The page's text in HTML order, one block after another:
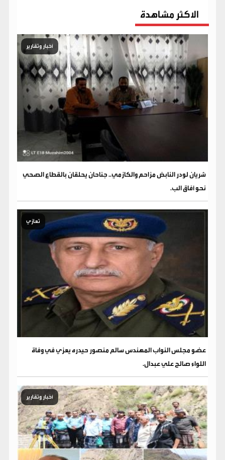
الاكثر مشاهدة
أخبار وتقارير
شريان لودر النابض مزاحم والكازمي.. جناحان يحلقان بالقطاع الصحي
نحو آفاق الب.
تعازي
عضو مجلس النواب المهندس سالم منصور حيدره يعزي في وفاة
اللواء صالح علي عبدال.
أخبار وتقارير